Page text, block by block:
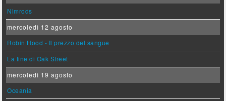
Nimrods
mercoledì 12 agosto
Robin Hood - Il prezzo del sangue
La fine di Oak Street
mercoledì 19 agosto
Oceania